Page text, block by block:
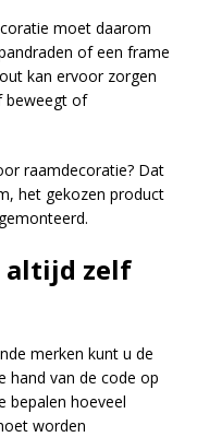
moet daarom
of een frame
kan ervoor zorgen
beweegt of
raamdecoratie? Dat
het gekozen product
altijd zelf
merken kunt u de
hand van de code op
bepalen hoeveel
worden